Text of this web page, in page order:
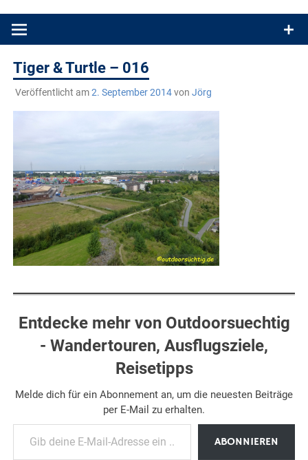
Produkttests und Buchrezensionen. Ein Blog für alle, die gern
Tiger & Turtle – 016
Veröffentlicht am2. September 2014von Jörg
Entdecke mehr von Outdoorsuechtig
- Wandertouren, Ausflugsziele,
Reisetipps
Melde dich für ein Abonnement an, um die neuesten Beiträge
per E-Mail zu erhalten.
Gib deine E-Mail-Adresse ein ...
ABONNIEREN